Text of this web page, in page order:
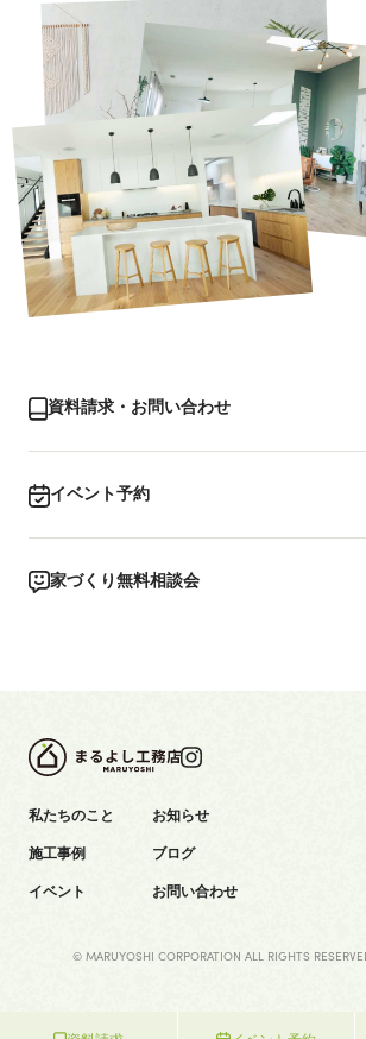
資料請求・お問い合わせ
イベント予約
家づくり無料相談会
私たちのこと
施工事例
イベント
お知らせ
ブログ
お問い合わせ
© MARUYOSHI CORPORATION ALL RIGHTS